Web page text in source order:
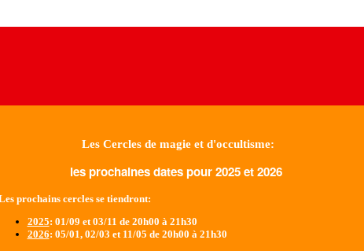
Les Cercles de magie et d'occultisme:
les prochaines dates pour 2025 et 2026
prochains cercles se tiendront:
2025: 01/09 et 03/11 de 20h00 à 21h30
2026: 05/01, 02/03 et 11/05 de 20h00 à 21h30